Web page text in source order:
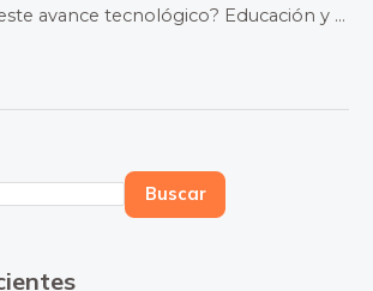
avance tecnológico? Educación y …
Buscar